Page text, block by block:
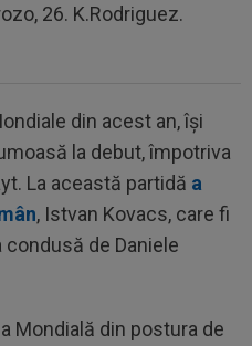
26. K.Rodriguez.
din acest an, își
la debut, împotriva
La această partidă a
, Istvan Kovacs, care fi
condusă de Daniele
Mondială din postura de